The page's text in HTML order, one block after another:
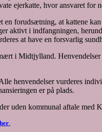
ejerkatte, hvor ansvaret for
forudsætning, at kattene
aktivt i indfangningen,
at have en forsvarlig
i Midtjylland.
henvendelser vurderes
er på plads.
uden kommunal aftale med
her